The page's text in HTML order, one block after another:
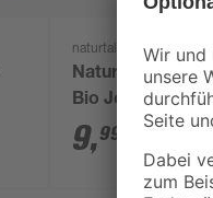
naturtalent by toom
Naturtalent by
Bio
'Rovada', Busch
cm Topf
9,99